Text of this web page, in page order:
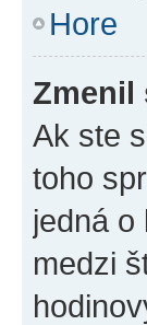
Hore
Zmenil
Ak ste
toho
jedná o
medzi